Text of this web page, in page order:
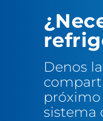
Denos
próximo
sistema